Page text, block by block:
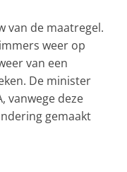
van de maatregel.
weer op
van een
De minister
vanwege deze
gemaakt